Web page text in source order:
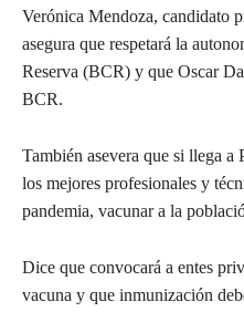
Verónica Mendoza, candidato
asegura que respetará la
Reserva (BCR) y que Oscar
BCR.
También asevera que si llega
los mejores profesionales y
pandemia, vacunar a la
Dice que convocará a entes
vacuna y que inmunización